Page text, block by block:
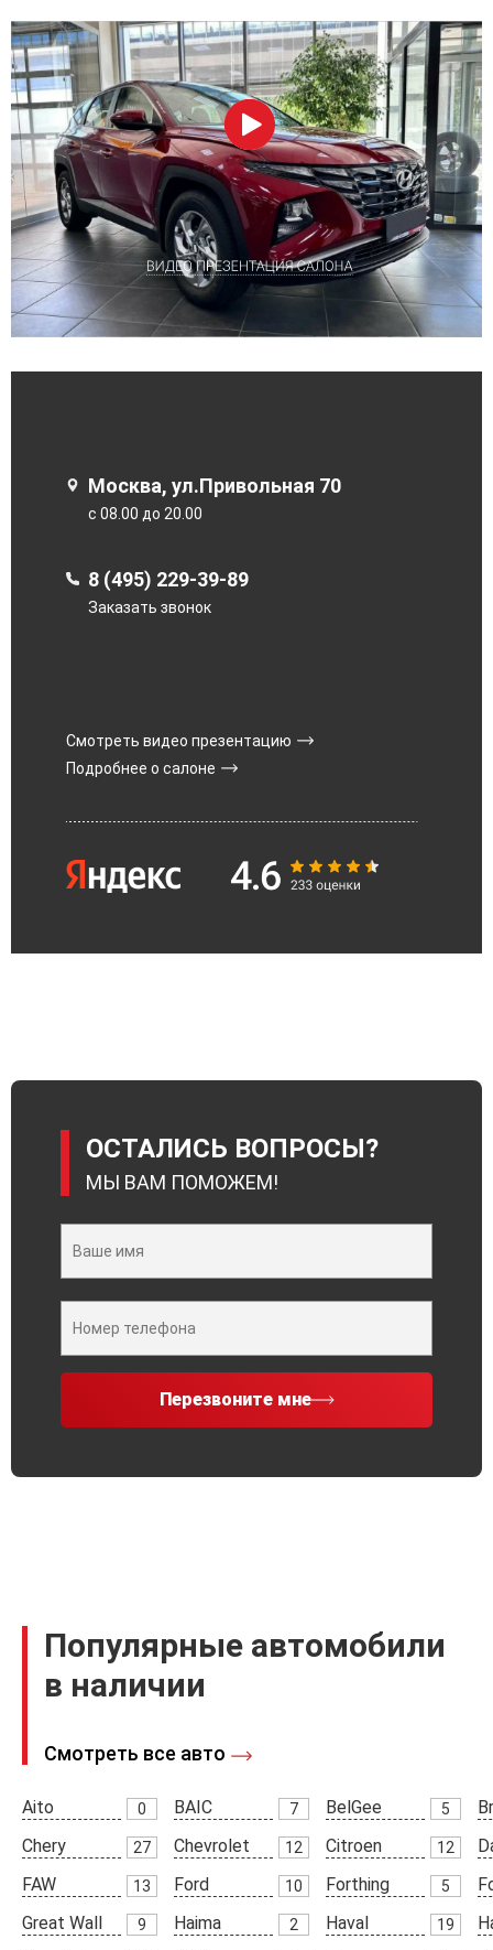
Москва, ул.Привольная 70
с 08.00 до 20.00
8 (495) 229-39-89
Заказать звонок
Смотреть видео презентацию
Подробнее о салоне
ОСТАЛИСЬ ВОПРОСЫ?
МЫ ВАМ ПОМОЖЕМ!
Перезвоните мне
Популярные автомобили
в наличии
Смотреть все авто
Aito 0 BAIC 7 BelGee 5
Chery
27 Chevrolet 12 Citroen 12
FAW
13 Ford 10 Forthing 5
Great Wall
9 Haima 2 Haval 19